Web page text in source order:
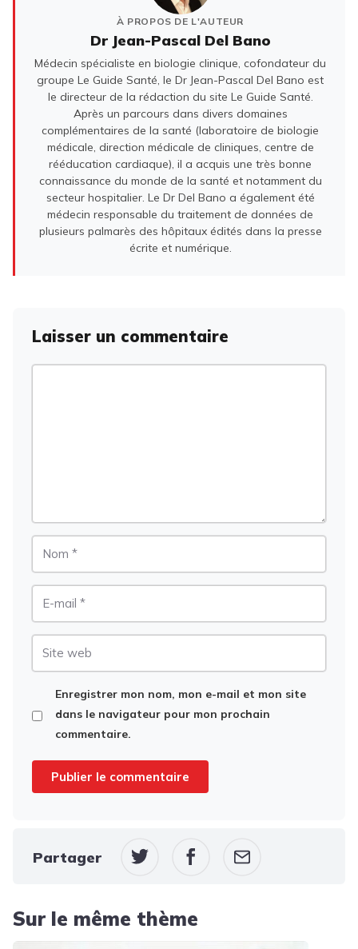
À PROPOS DE L'AUTEUR
Dr Jean-Pascal Del Bano
Médecin spécialiste en biologie clinique, cofondateur du
groupe Le Guide Santé, le Dr Jean-Pascal Del Bano est
le directeur de la rédaction du site Le Guide Santé.
Après un parcours dans divers domaines
complémentaires de la santé (laboratoire de biologie
médicale, direction médicale de cliniques, centre de
rééducation cardiaque), il a acquis une très bonne
connaissance du monde de la santé et notamment du
secteur hospitalier. Le Dr Del Bano a également été
médecin responsable du traitement de données de
plusieurs palmarès des hôpitaux édités dans la presse
écrite et numérique.
Laisser un commentaire
Enregistrer mon nom, mon e-mail et mon site
dans le navigateur pour mon prochain
commentaire.
Partager
Sur le même thème